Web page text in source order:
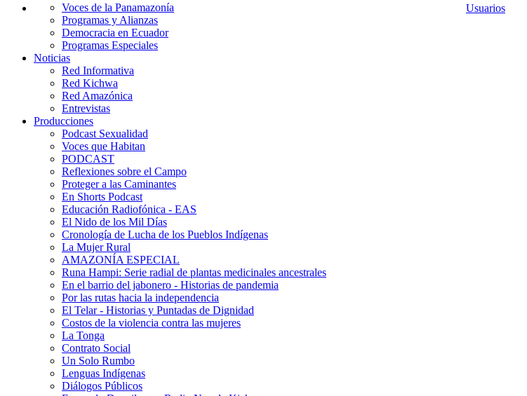
Usuarios
Voces de la Panamazonía
Programas y Alianzas
Democracia en Ecuador
Programas Especiales
Noticias
Red Informativa
Red Kichwa
Red Amazónica
Entrevistas
Producciones
Podcast Sexualidad
Voces que Habitan
PODCAST
Reflexiones sobre el Campo
Proteger a las Caminantes
En Shorts Podcast
Educación Radiofónica - EAS
El Nido de los Mil Días
Cronología de Lucha de los Pueblos Indígenas
La Mujer Rural
AMAZONÍA ESPECIAL
Runa Hampi: Serie radial de plantas medicinales ancestrales
En el barrio del jabonero - Historias de pandemia
Por las rutas hacia la independencia
El Telar - Historias y Puntadas de Dignidad
Costos de la violencia contra las mujeres
La Tonga
Contrato Social
Un Solo Rumbo
Lenguas Indígenas
Diálogos Públicos